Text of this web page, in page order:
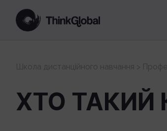
Школа дистанційного навчання >
ХТО